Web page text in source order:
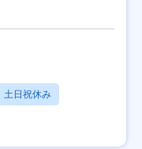
土日祝休み